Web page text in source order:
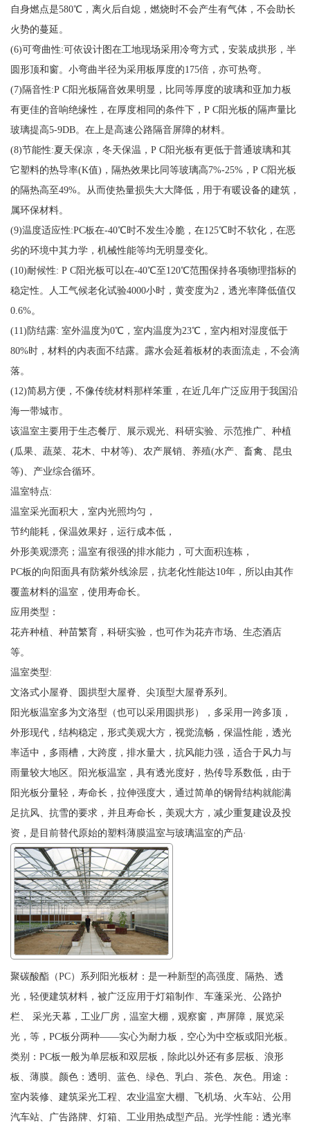
自身燃点是580℃，离火后自熄，燃烧时不会产生有气体，不会助长
火势的蔓延。
(6)可弯曲性:可依设计图在工地现场采用冷弯方式，安装成拱形，半
圆形顶和窗。小弯曲半径为采用板厚度的175倍，亦可热弯。
(7)隔音性:P C阳光板隔音效果明显，比同等厚度的玻璃和亚加力板
有更佳的音响绝缘性，在厚度相同的条件下，P C阳光板的隔声量比
玻璃提高5-9DB。在上是高速公路隔音屏障的材料。
(8)节能性:夏天保凉，冬天保温，P C阳光板有更低于普通玻璃和其
它塑料的热导率(K值)，隔热效果比同等玻璃高7%-25%，P C阳光板
的隔热高至49%。从而使热量损失大大降低，用于有暖设备的建筑，
属环保材料。
(9)温度适应性:PC板在-40℃时不发生冷脆，在125℃时不软化，在恶
劣的环境中其力学，机械性能等均无明显变化。
(10)耐候性: P C阳光板可以在-40℃至120℃范围保持各项物理指标的
稳定性。人工气候老化试验4000小时，黄变度为2，透光率降低值仅
0.6%。
(11)防结露: 室外温度为0℃，室内温度为23℃，室内相对湿度低于
80%时，材料的内表面不结露。露水会延着板材的表面流走，不会滴
落。
(12)简易方便，不像传统材料那样笨重，在近几年广泛应用于我国沿
海一带城市。
该温室主要用于生态餐厅、展示观光、科研实验、示范推广、种植
(瓜果、蔬菜、花木、中材等)、农产展销、养殖(水产、畜禽、昆虫
等)、产业综合循环。
温室特点:
温室采光面积大，室内光照均匀，
节约能耗，保温效果好，运行成本低，
外形美观漂亮；温室有很强的排水能力，可大面积连栋，
PC板的向阳面具有防紫外线涂层，抗老化性能达10年，所以由其作
覆盖材料的温室，使用寿命长。
应用类型：
花卉种植、种苗繁育，科研实验，也可作为花卉市场、生态酒店
等。
温室类型:
文洛式小屋脊、圆拱型大屋脊、尖顶型大屋脊系列。
阳光板温室多为文洛型（也可以采用圆拱形），多采用一跨多顶，
外形现代，结构稳定，形式美观大方，视觉流畅，保温性能，透光
率适中，多雨槽，大跨度，排水量大，抗风能力强，适合于风力与
雨量较大地区。阳光板温室，具有透光度好，热传导系数低，由于
阳光板分量轻，寿命长，拉伸强度大，通过简单的钢骨结构就能满
足抗风、抗雪的要求，并且寿命长，美观大方，减少重复建设及投
资，是目前替代原始的塑料薄膜温室与玻璃温室的产品·
聚碳酸酯（PC）系列阳光板材：是一种新型的高强度、隔热、透
光，轻便建筑材料，被广泛应用于灯箱制作、车蓬采光、公路护
栏、 采光天幕，工业厂房，温室大棚，观察窗，声屏障，展览采
光，等，PC板分两种——实心为耐力板，空心为中空板或阳光板。
类别：PC板一般为单层板和双层板，除此以外还有多层板、浪形
板、薄膜。颜色：透明、蓝色、绿色、乳白、茶色、灰色。用途：
室内装修、建筑采光工程、农业温室大棚、飞机场、火车站、公用
汽车站、广告路牌、灯箱、工业用热成型产品。光学性能：透光率